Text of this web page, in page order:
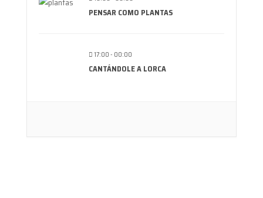
PENSAR COMO PLANTAS
17:00 - 00:00
CANTÁNDOLE A LORCA